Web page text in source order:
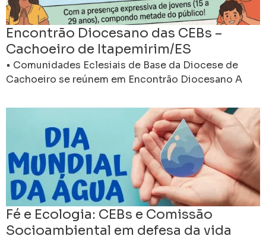
Encontrão Diocesano das CEBs –
Cachoeiro de Itapemirim/ES
• Comunidades Eclesiais de Base da Diocese de
Cachoeiro se reúnem em Encontrão Diocesano A
fim de
Fé e Ecologia: CEBs e Comissão
Socioambiental em defesa da vida